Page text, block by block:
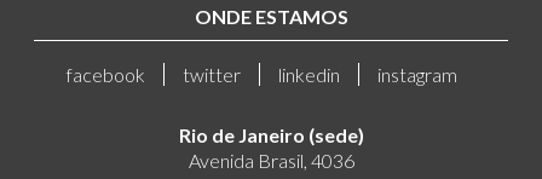
ONDE ESTAMOS
facebook twitter linkedin instagram
Rio de Janeiro (sede)
Avenida Brasil, 4036